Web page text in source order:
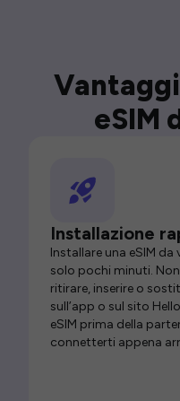
eSIM
Installazione
Installare una eSIM
solo pochi minuti. Non
ritirare, inserire o
sull’app o sul sito
eSIM prima della
connetterti appena